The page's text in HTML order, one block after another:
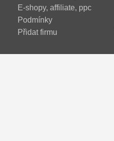
E-shopy, affiliate, ppc
Podmínky
Přidat firmu